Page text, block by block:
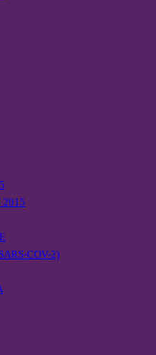
2015
COV-2)